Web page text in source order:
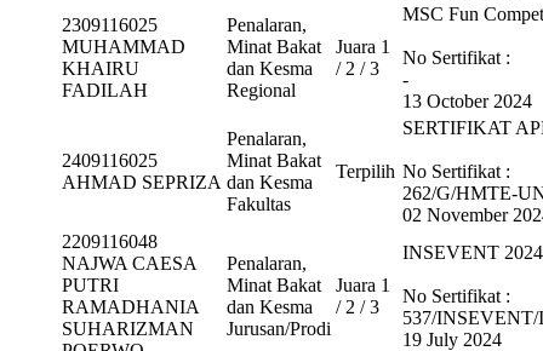
2309116025
MUHAMMAD
KHAIRU
FADILAH
Penalaran,
Minat Bakat
dan Kesma
Regional
Juara 1
/ 2 / 3
MSC Fun
No Sertifikat :
-
13 October 2024
2409116025
AHMAD SEPRIZA
Penalaran,
Minat Bakat
dan Kesma
Fakultas
Terpilih
SERTIFIKAT
No Sertifikat :
262/G/HMTE-
02 November
2209116048
NAJWA CAESA
PUTRI
RAMADHANIA
SUHARIZMAN
Penalaran,
Minat Bakat
dan Kesma
Jurusan/Prodi
Juara 1
/ 2 / 3
INSEVENT 2024
No Sertifikat :
537/
19 July 2024